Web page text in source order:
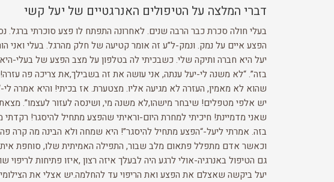
דברי המלצה על הטיפולים האנרגטיים של יעל קשי
בעלי חולה סכרת כבר הרבה שנים. לאחרונה התפתח לו פצע סוכרתי ברגל.
הפצע איים על נמק. ונמק-ל”ע זה אומר קטיעה של חלק מהרגל. בעלי ואני
יעל היא חברה ותיקה שלי. כשבכיתי לה בטלפון על מצב הפצע של בעלי-
שהוא לא מאמין, העזרה לא מגיעה אליו. מצטערת. אז בכיתי! והיא אמרה
יש אלפי מטפלים! שיבחר מישהו,לא משנה מי, ושינסה לעזור לעצמו”.
בזה. אמרתי ליעל-“הפצע מתחיל להיסגר”! היא שמחה ולא הבינה מה קרה
וכאשר אדם מתפלל פתאום מלב שבור, התפילה האמיתית שלו, סוחפת
גם הטיפול באנרגיה-אולי לרגע היה לבעלך איזה רצון ,איזו פתיחות
יעל ביקשה שאצלם את הפצע ואת הריפוי עד להחלמה.יש אצלי את